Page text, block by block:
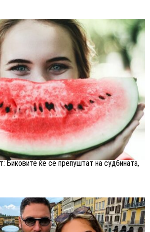
Биковите ќе се препуштат на судбината,